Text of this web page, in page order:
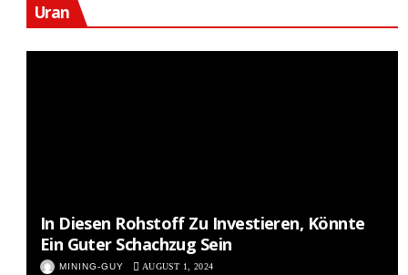
Uran
In Diesen Rohstoff Zu Investieren, Könnte
Ein Guter Schachzug Sein
MINING-GUY AUGUST 1, 2024